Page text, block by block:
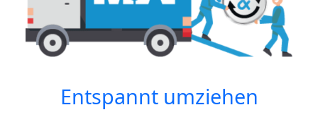
Entspannt umziehen